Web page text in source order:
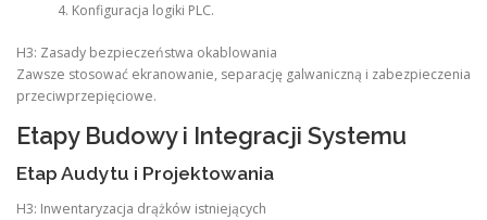
Konfiguracja logiki PLC.
H3: Zasady bezpieczeństwa okablowania
Zawsze stosować ekranowanie, separację galwaniczną i zabezpieczenia
przeciwprzepięciowe.
Etapy Budowy i Integracji Systemu
Etap Audytu i Projektowania
H3: Inwentaryzacja drążków istniejących